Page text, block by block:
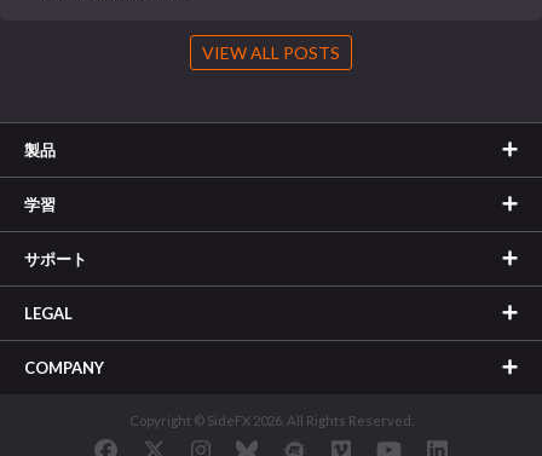
VIEW ALL POSTS
製品
学習
サポート
LEGAL
COMPANY
Copyright © SideFX 2026. All Rights Reserved.